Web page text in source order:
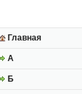
Главная
А
Б